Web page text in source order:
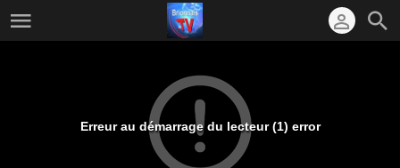
Erreur au démarrage du lecteur (1) error